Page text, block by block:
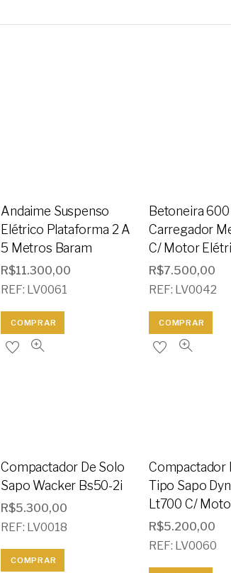
Andaime Suspenso
Elétrico Plataforma 2 A
5 Metros Baram
R$11.300,00
REF: LV0061
COMPRAR
Betoneira
Carregador
C/ Motor
R$7.500,00
REF: LV0042
COMPRAR
Compactador De Solo
Sapo Wacker Bs50-2i
R$5.300,00
REF: LV0018
COMPRAR
Compactador
Tipo Sapo
Lt700 C/
R$5.200,00
REF: LV0060